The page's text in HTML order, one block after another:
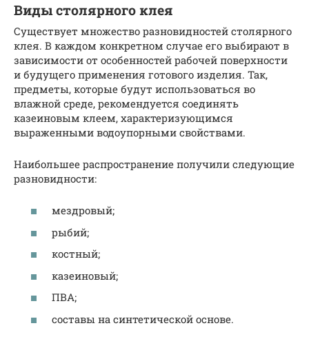
Виды столярного клея
Существует множество разновидностей столярного
клея. В каждом конкретном случае его выбирают в
зависимости от особенностей рабочей поверхности
и будущего применения готового изделия. Так,
предметы, которые будут использоваться во
влажной среде, рекомендуется соединять
казеиновым клеем, характеризующимся
выраженными водоупорными свойствами.
Наибольшее распространение получили следующие
разновидности:
мездровый;
рыбий;
костный;
казеиновый;
ПВА;
составы на синтетической основе.